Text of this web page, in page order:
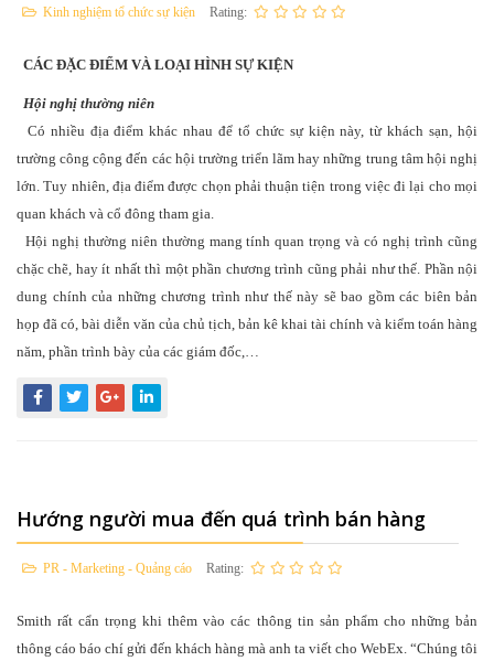
Kinh nghiệm tổ chức sự kiện Rating:
CÁC ĐẶC ĐIỂM VÀ LOẠI HÌNH SỰ KIỆN
Hội nghị thường niên
Có nhiều địa điểm khác nhau để tổ chức sự kiện này, từ khách sạn, hội
trường công cộng đến các hội trường triển lãm hay những trung tâm hội nghị
lớn. Tuy nhiên, địa điểm được chọn phải thuận tiện trong việc đi lại cho mọi
quan khách và cổ đông tham gia.
Hội nghị thường niên thường mang tính quan trọng và có nghị trình cũng
chặc chẽ, hay ít nhất thì một phần chương trình cũng phải như thế. Phần nội
dung chính của những chương trình như thế này sẽ bao gồm các biên bản
họp đã có, bài diễn văn của chủ tịch, bản kê khai tài chính và kiểm toán hàng
năm, phần trình bày của các giám đốc,…
Hướng người mua đến quá trình bán hàng
PR - Marketing - Quảng cáo Rating:
Smith rất cẩn trọng khi thêm vào các thông tin sản phẩm cho những bản
thông cáo báo chí gửi đến khách hàng mà anh ta viết cho WebEx. “Chúng tôi